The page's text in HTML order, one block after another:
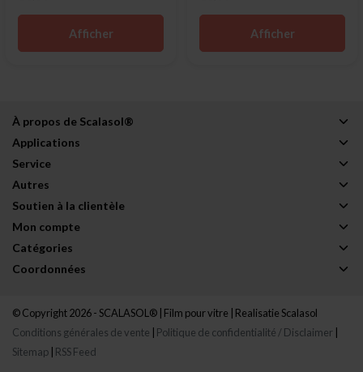
Afficher Afficher
À propos de Scalasol®
Applications
Service
Autres
Soutien à la clientèle
Mon compte
Catégories
Coordonnées
© Copyright 2026 - SCALASOL® | Film pour vitre | Realisatie Scalasol
Conditions générales de vente
Politique de confidentialité / Disclaimer
Sitemap RSS Feed